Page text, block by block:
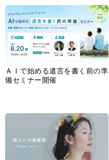
ＡＩで始める遺言を書く前の準
備セミナー開催